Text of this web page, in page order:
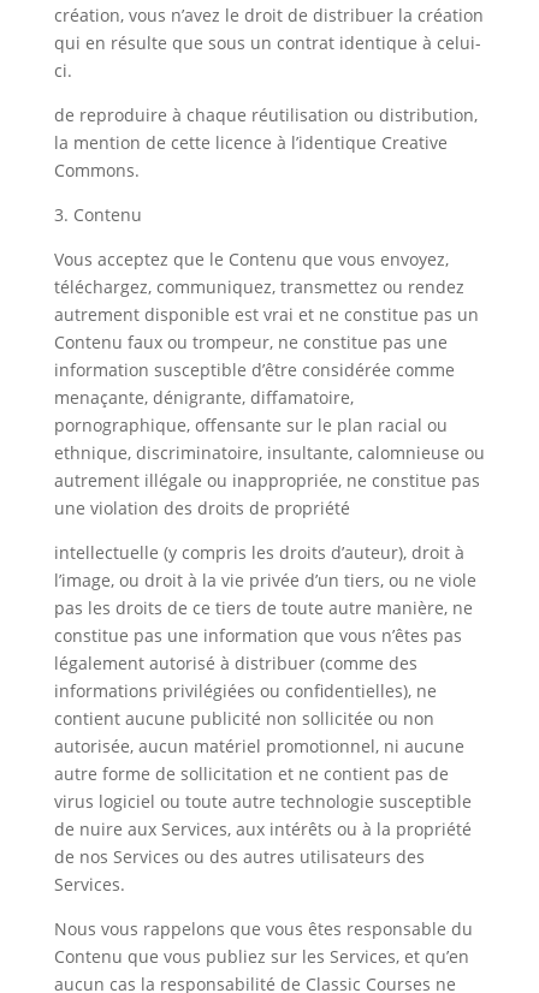
création, vous n’avez le droit de distribuer la création
qui en résulte que sous un contrat identique à celui-
ci.
de reproduire à chaque réutilisation ou distribution,
la mention de cette licence à l’identique Creative
Commons.
3. Contenu
Vous acceptez que le Contenu que vous envoyez,
téléchargez, communiquez, transmettez ou rendez
autrement disponible est vrai et ne constitue pas un
Contenu faux ou trompeur, ne constitue pas une
information susceptible d’être considérée comme
menaçante, dénigrante, diffamatoire,
pornographique, offensante sur le plan racial ou
ethnique, discriminatoire, insultante, calomnieuse ou
autrement illégale ou inappropriée, ne constitue pas
une violation des droits de propriété
intellectuelle (y compris les droits d’auteur), droit à
l’image, ou droit à la vie privée d’un tiers, ou ne viole
pas les droits de ce tiers de toute autre manière, ne
constitue pas une information que vous n’êtes pas
légalement autorisé à distribuer (comme des
informations privilégiées ou confidentielles), ne
contient aucune publicité non sollicitée ou non
autorisée, aucun matériel promotionnel, ni aucune
autre forme de sollicitation et ne contient pas de
virus logiciel ou toute autre technologie susceptible
de nuire aux Services, aux intérêts ou à la propriété
de nos Services ou des autres utilisateurs des
Services.
Nous vous rappelons que vous êtes responsable du
Contenu que vous publiez sur les Services, et qu’en
aucun cas la responsabilité de Classic Courses ne